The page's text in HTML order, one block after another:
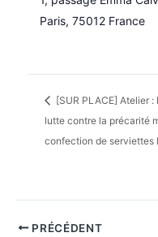
Paris, 75012 France
[SUR PLACE] Atelier :
lutte contre la précarité
confection de serviettes
PRÉCÉDENT